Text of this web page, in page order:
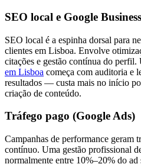
SEO local e Google
SEO local é a espinha dorsal para
clientes em Lisboa. Envolve
citações e gestão contínua do perfil.
em Lisboa começa com auditoria e
resultados — custa mais no início
criação de conteúdo.
Tráfego pago (Google Ads)
Campanhas de performance geram
contínuo. Uma gestão profissional
normalmente entre 10%–20% do